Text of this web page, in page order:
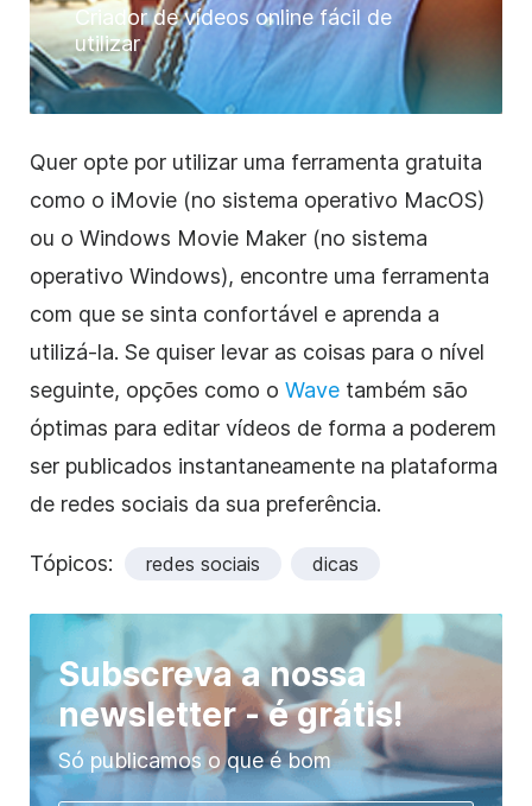
Criador de vídeos online fácil de
utilizar
Quer opte por utilizar uma ferramenta gratuita
como o iMovie (no sistema operativo MacOS)
ou o Windows Movie Maker (no sistema
operativo Windows), encontre uma ferramenta
com que se sinta confortável e aprenda a
utilizá-la. Se quiser levar as coisas para o nível
seguinte, opções como o Wave também são
óptimas para editar vídeos de forma a poderem
ser publicados instantaneamente na plataforma
de redes sociais da sua preferência.
Tópicos: redes sociais dicas
Subscreva a nossa
newsletter - é grátis!
Só publicamos o que é bom